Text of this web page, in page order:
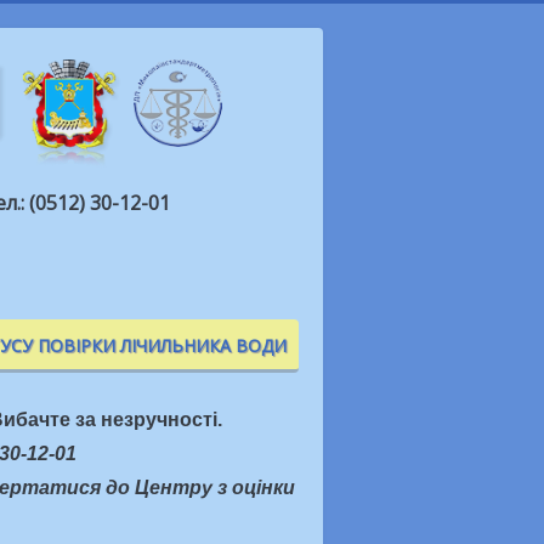
(0512) 30-12-01
ПОВІРКИ ЛІЧИЛЬНИКА ВОДИ
за незручності.
12-01
до Центру з оцінки